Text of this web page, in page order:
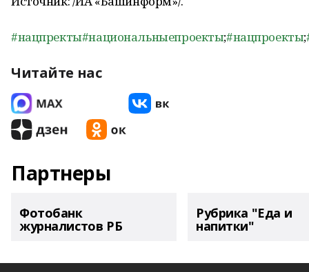
#нацпректы#национальныепроекты;#нацпроекты;
Читайте нас
Партнеры
Фотобанк
журналистов РБ
Рубрика "Еда и
напитки"